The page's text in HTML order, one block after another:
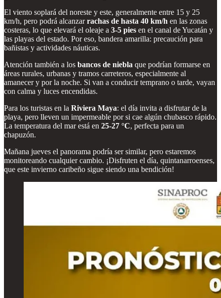
El viento soplará del noreste y este, generalmente entre 15 y 25
km/h, pero podrá alcanzarrachas de hasta 40 km/h en las zonas
costeras, lo que elevará el oleaje a 3-5 pies en el canal de Yucatán y
las playas del estado. Por eso, bandera amarilla: precaución para
bañistas y actividades náuticas.
Atención también a los bancos de niebla que podrían formarse en
áreas rurales, urbanas y tramos carreteros, especialmente al
amanecer y por la noche. Si van a conducir temprano o tarde, vayan
con calma y luces encendidas.
Para los turistas en la Riviera Maya: el día invita a disfrutar de la
playa, pero lleven un impermeable por si cae algún chubasco rápido.
La temperatura del mar está en 25-27 °C, perfecta para un
chapuzón.
Mañana jueves el panorama podría ser similar, pero estaremos
monitoreando cualquier cambio. ¡Disfruten el día, quintanarroenses,
que este invierno caribeño sigue siendo una bendición!